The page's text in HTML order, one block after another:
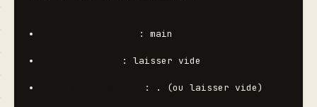
: main
: laisser vide
: . (ou laisser vide)